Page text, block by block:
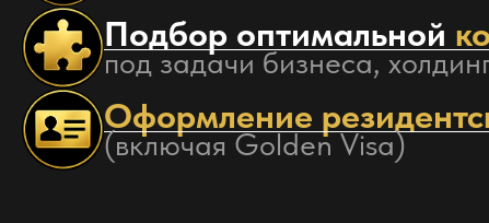
Подбор оптимальной
под задачи бизнеса,
Оформление
(включая Golden Visa)